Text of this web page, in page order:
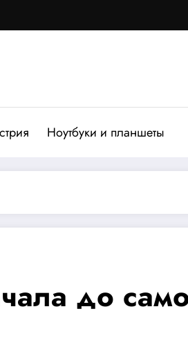
Ноутбуки и планшеты
до